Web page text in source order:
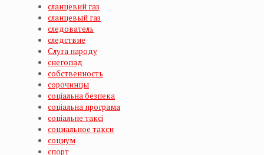
сланцевий газ
сланцевый газ
следователь
следствие
Слуга народу
снегопад
собственность
сорочинцы
соціальна безпека
соціальна програма
соціальне таксі
социальное такси
социум
спорт